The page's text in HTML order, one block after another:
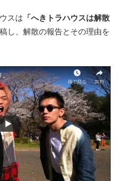
スは 「へきトラハウスは解散
し、解散の報告とその理由を